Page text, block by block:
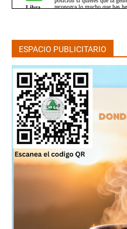
ESPACIO PUBLICITARIO